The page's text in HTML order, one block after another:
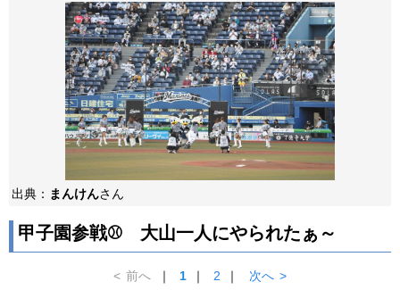
出典： まんけんさん
甲子園参戦⚾ 大山一人にやられたぁ～
< 前へ ｜ 1 ｜ 2 ｜ 次へ >